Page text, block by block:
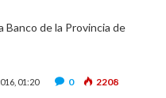
de la Provincia de
01:20 0 2208